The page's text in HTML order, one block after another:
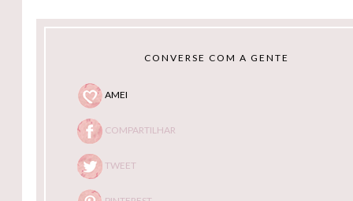
CONVERSE COM A GENTE
AMEI
COMPARTILHAR
TWEET